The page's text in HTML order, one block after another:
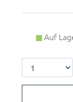
Auf